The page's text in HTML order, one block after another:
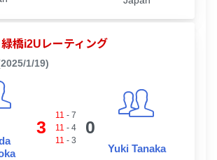
橋i2Uレーティング
1/19)
3
11 - 7
11 - 4
11 - 3
0
Yuki Tanaka